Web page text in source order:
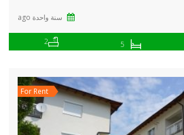
سنة واحدة ago
5
2
For Rent